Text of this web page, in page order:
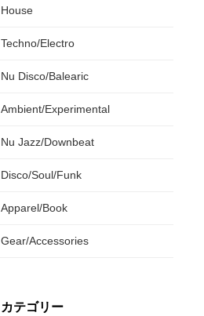
House
Techno/Electro
Nu Disco/Balearic
Ambient/Experimental
Nu Jazz/Downbeat
Disco/Soul/Funk
Apparel/Book
Gear/Accessories
カテゴリー